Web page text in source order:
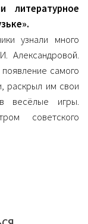
узнали много
Александровой.
самого
раскрыл им свои
весёлые игры.
советского